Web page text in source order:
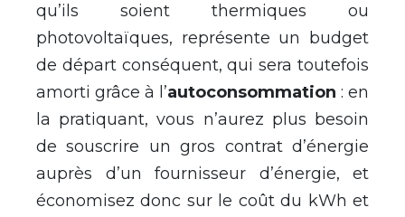
qu’ils soient thermiques ou
photovoltaïques, représente un budget
de départ conséquent, qui sera toutefois
amorti grâce à l’autoconsommation : en
la pratiquant, vous n’aurez plus besoin
de souscrire un gros contrat d’énergie
auprès d’un fournisseur d’énergie, et
économisez donc sur le coût du kWh et